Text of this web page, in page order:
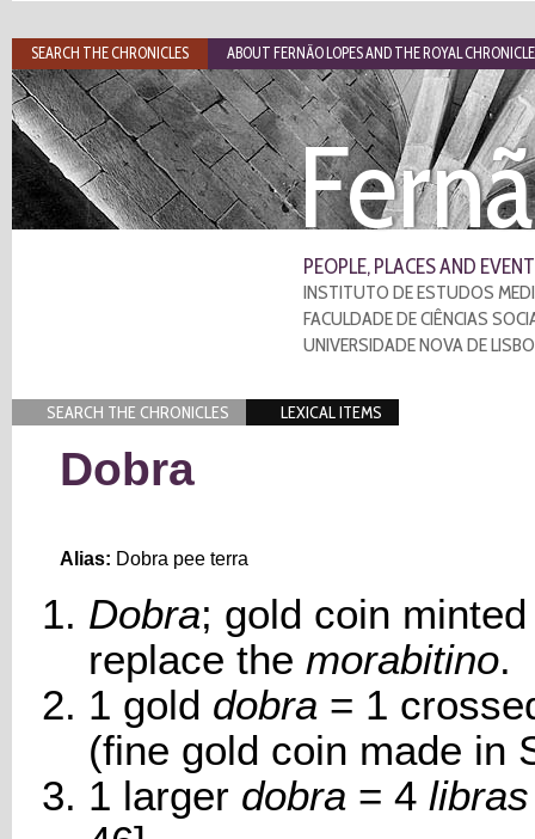
PEOPLE, PLACES AND
INSTITUTO DE ESTUDOS
FACULDADE DE CIÊNCIAS
UNIVERSIDADE NOVA DE
SEARCH THE CHRONICLES LEXICAL ITEMS
Dobra
Alias: Dobra pee terra
Dobra; gold coin
replace the morabitino.
1 gold dobra = 1
(fine gold coin made in
1 larger dobra = 4 libras
SEARCH THE CHRONICLES ABOUT FERNÃO LOPES AND THE ROYAL